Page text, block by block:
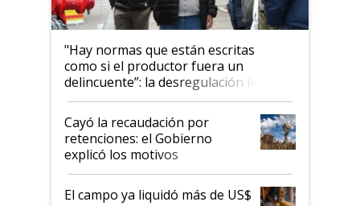
"Hay normas que están escritas
como si el productor fuera un
delincuente”: la desregulación llegó
al Congreso Aapresid y hasta se
habló del financiamiento al IPCVA
Cayó la recaudación por
retenciones: el Gobierno
explicó los motivos
El campo ya liquidó más de US$